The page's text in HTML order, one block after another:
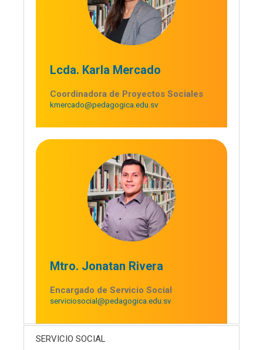
Lcda. Karla Mercado
Coordinadora de Proyectos Sociales
kmercado@pedagogica.edu.sv
Mtro. Jonatan Rivera
Encargado de Servicio Social
serviciosocial@pedagogica.edu.sv
SERVICIO SOCIAL